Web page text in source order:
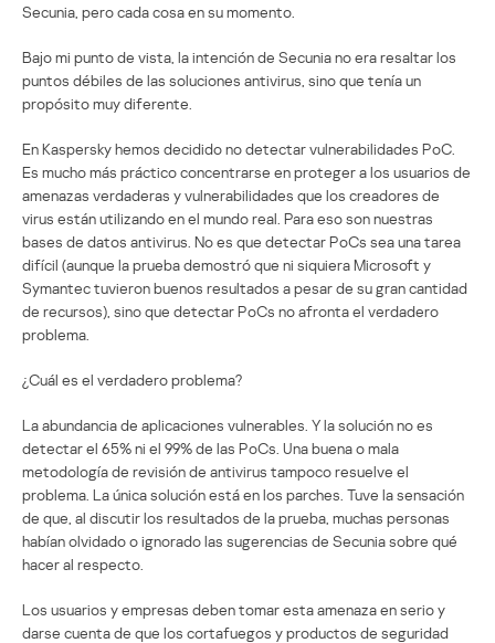
Secunia, pero cada cosa en su momento.
Bajo mi punto de vista, la intención de Secunia no era resaltar los
puntos débiles de las soluciones antivirus, sino que tenía un
propósito muy diferente.
En Kaspersky hemos decidido no detectar vulnerabilidades PoC.
Es mucho más práctico concentrarse en proteger a los usuarios de
amenazas verdaderas y vulnerabilidades que los creadores de
virus están utilizando en el mundo real. Para eso son nuestras
bases de datos antivirus. No es que detectar PoCs sea una tarea
difícil (aunque la prueba demostró que ni siquiera Microsoft y
Symantec tuvieron buenos resultados a pesar de su gran cantidad
de recursos), sino que detectar PoCs no afronta el verdadero
problema.
¿Cuál es el verdadero problema?
La abundancia de aplicaciones vulnerables. Y la solución no es
detectar el 65% ni el 99% de las PoCs. Una buena o mala
metodología de revisión de antivirus tampoco resuelve el
problema. La única solución está en los parches. Tuve la sensación
de que, al discutir los resultados de la prueba, muchas personas
habían olvidado o ignorado las sugerencias de Secunia sobre qué
hacer al respecto.
Los usuarios y empresas deben tomar esta amenaza en serio y
darse cuenta de que los cortafuegos y productos de seguridad